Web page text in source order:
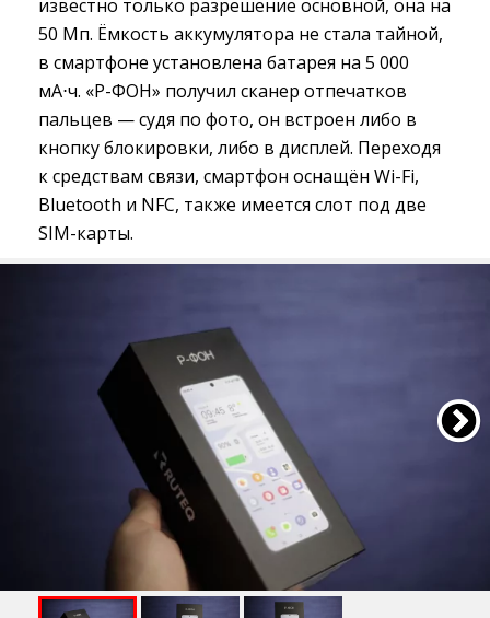
известно только разрешение основной, она на
50 Мп. Ёмкость аккумулятора не стала тайной,
в смартфоне установлена батарея на 5 000
мА⋅ч. «Р-ФОН» получил сканер отпечатков
пальцев — судя по фото, он встроен либо в
кнопку блокировки, либо в дисплей. Переходя
к средствам связи, смартфон оснащён Wi-Fi,
Bluetooth и NFC, также имеется слот под две
SIM-карты.